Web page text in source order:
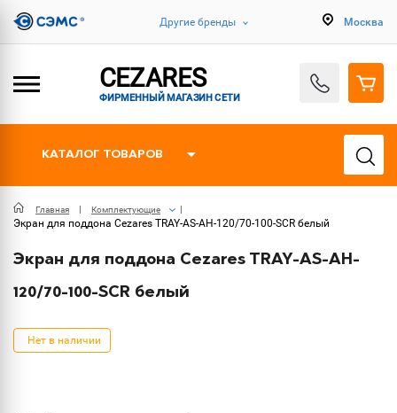
Другие бренды Москва
CEZARES
ФИРМЕННЫЙ МАГАЗИН СЕТИ
КАТАЛОГ ТОВАРОВ
Главная Комплектующие
Экран для поддона Cezares TRAY-AS-AH-120/70-100-SCR белый
Экран для поддона Cezares TRAY-AS-AH-
120/70-100-SCR белый
Нет в наличии